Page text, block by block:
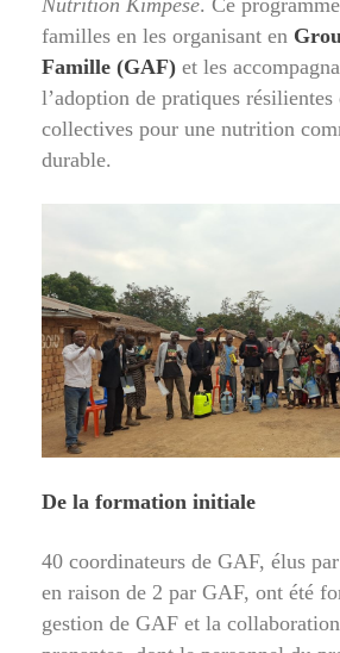
Nutrition Kimpese. Ce
familles en les organisant en
Famille (GAF) et les
l’adoption de pratiques résilientes
collectives pour une nutrition
durable.
De la formation initiale
40 coordinateurs de GAF, élus
en raison de 2 par GAF, ont été
gestion de GAF et la